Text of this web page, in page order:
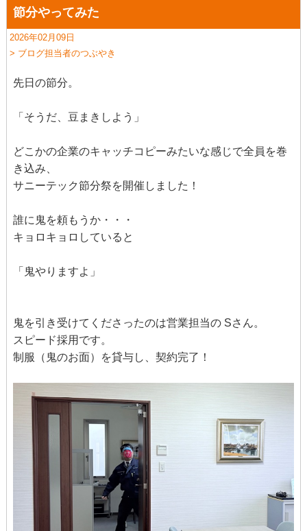
節分やってみた
2026年02月09日
> ブログ担当者のつぶやき
先日の節分。
「そうだ、豆まきしよう」
どこかの企業のキャッチコピーみたいな感じで全員を巻
き込み、
サニーテック節分祭を開催しました！
誰に鬼を頼もうか・・・
キョロキョロしていると
「鬼やりますよ」
鬼を引き受けてくださったのは営業担当の Sさん。
スピード採用です。
制服（鬼のお面）を貸与し、契約完了！